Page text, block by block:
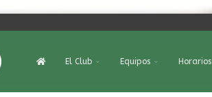
El Club Equipos Horarios